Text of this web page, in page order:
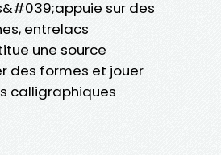
sur des
entrelacs
une source
des formes et jouer
calligraphiques